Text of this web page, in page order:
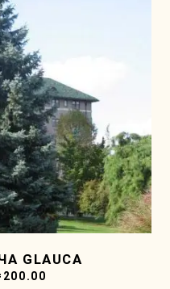
GLAUCA
200.00